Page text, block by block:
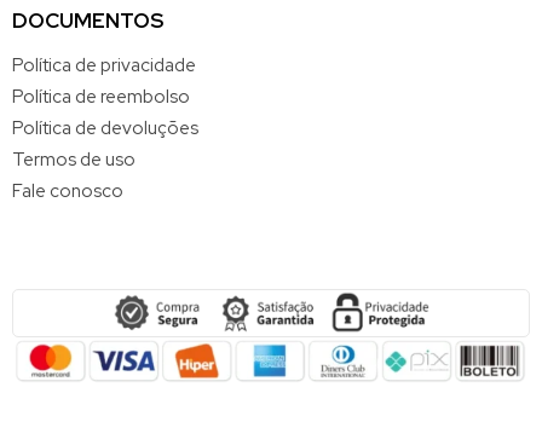
DOCUMENTOS
Política de privacidade
Política de reembolso
Política de devoluções
Termos de uso
Fale conosco